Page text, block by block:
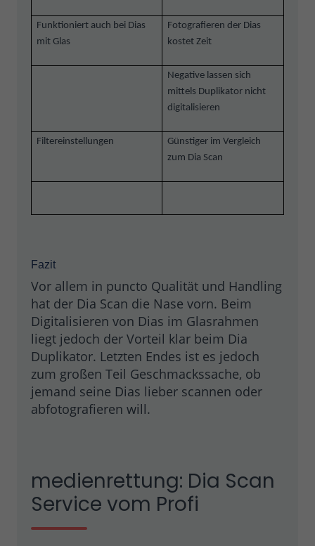
Funktioniert auch bei Dias
mit Glas
Fotografieren der Dias
kostet Zeit
Negative lassen sich
mittels Duplikator nicht
digitalisieren
Filtereinstellungen
Günstiger im Vergleich
zum Dia Scan
Fazit
Vor allem in puncto Qualität und Handling
hat der Dia Scan die Nase vorn. Beim
Digitalisieren von Dias im Glasrahmen
liegt jedoch der Vorteil klar beim Dia
Duplikator. Letzten Endes ist es jedoch
zum großen Teil Geschmackssache, ob
jemand seine Dias lieber scannen oder
abfotografieren will.
medienrettung: Dia Scan
Service vom Profi